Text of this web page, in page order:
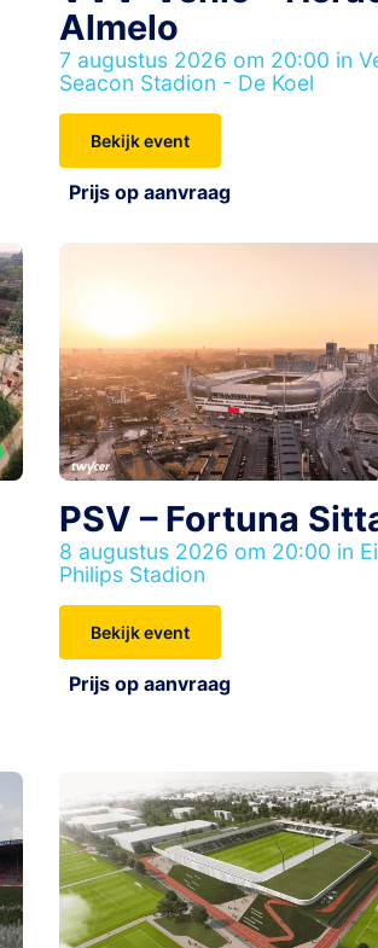
Almelo
7 augustus 2026 om 20:00 in
Seacon Stadion - De Koel
Bekijk event
Prijs op aanvraag
PSV – Fortuna
8 augustus 2026 om 20:00 in
Philips Stadion
Bekijk event
Prijs op aanvraag